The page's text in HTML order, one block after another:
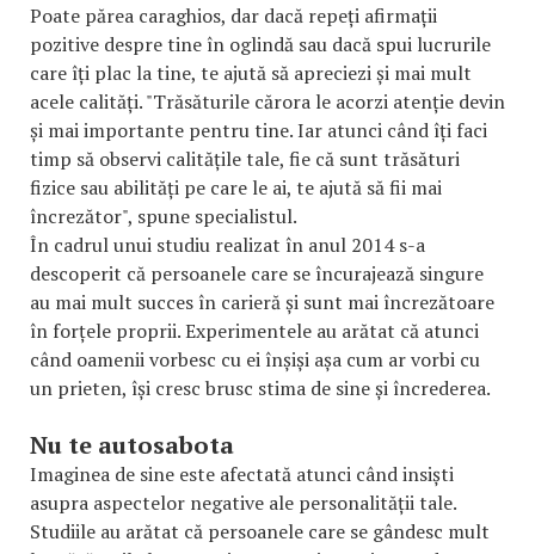
Poate părea caraghios, dar dacă repeți afirmații
pozitive despre tine în oglindă sau dacă spui lucrurile
care îți plac la tine, te ajută să apreciezi și mai mult
acele calități. "Trăsăturile cărora le acorzi atenție devin
și mai importante pentru tine. Iar atunci când îți faci
timp să observi calitățile tale, fie că sunt trăsături
fizice sau abilități pe care le ai, te ajută să fii mai
încrezător", spune specialistul.
În cadrul unui studiu realizat în anul 2014 s-a
descoperit că persoanele care se încurajează singure
au mai mult succes în carieră și sunt mai încrezătoare
în forțele proprii. Experimentele au arătat că atunci
când oamenii vorbesc cu ei înșiși așa cum ar vorbi cu
un prieten, își cresc brusc stima de sine și încrederea.
Nu te autosabota
Imaginea de sine este afectată atunci când insiști
asupra aspectelor negative ale personalității tale.
Studiile au arătat că persoanele care se gândesc mult